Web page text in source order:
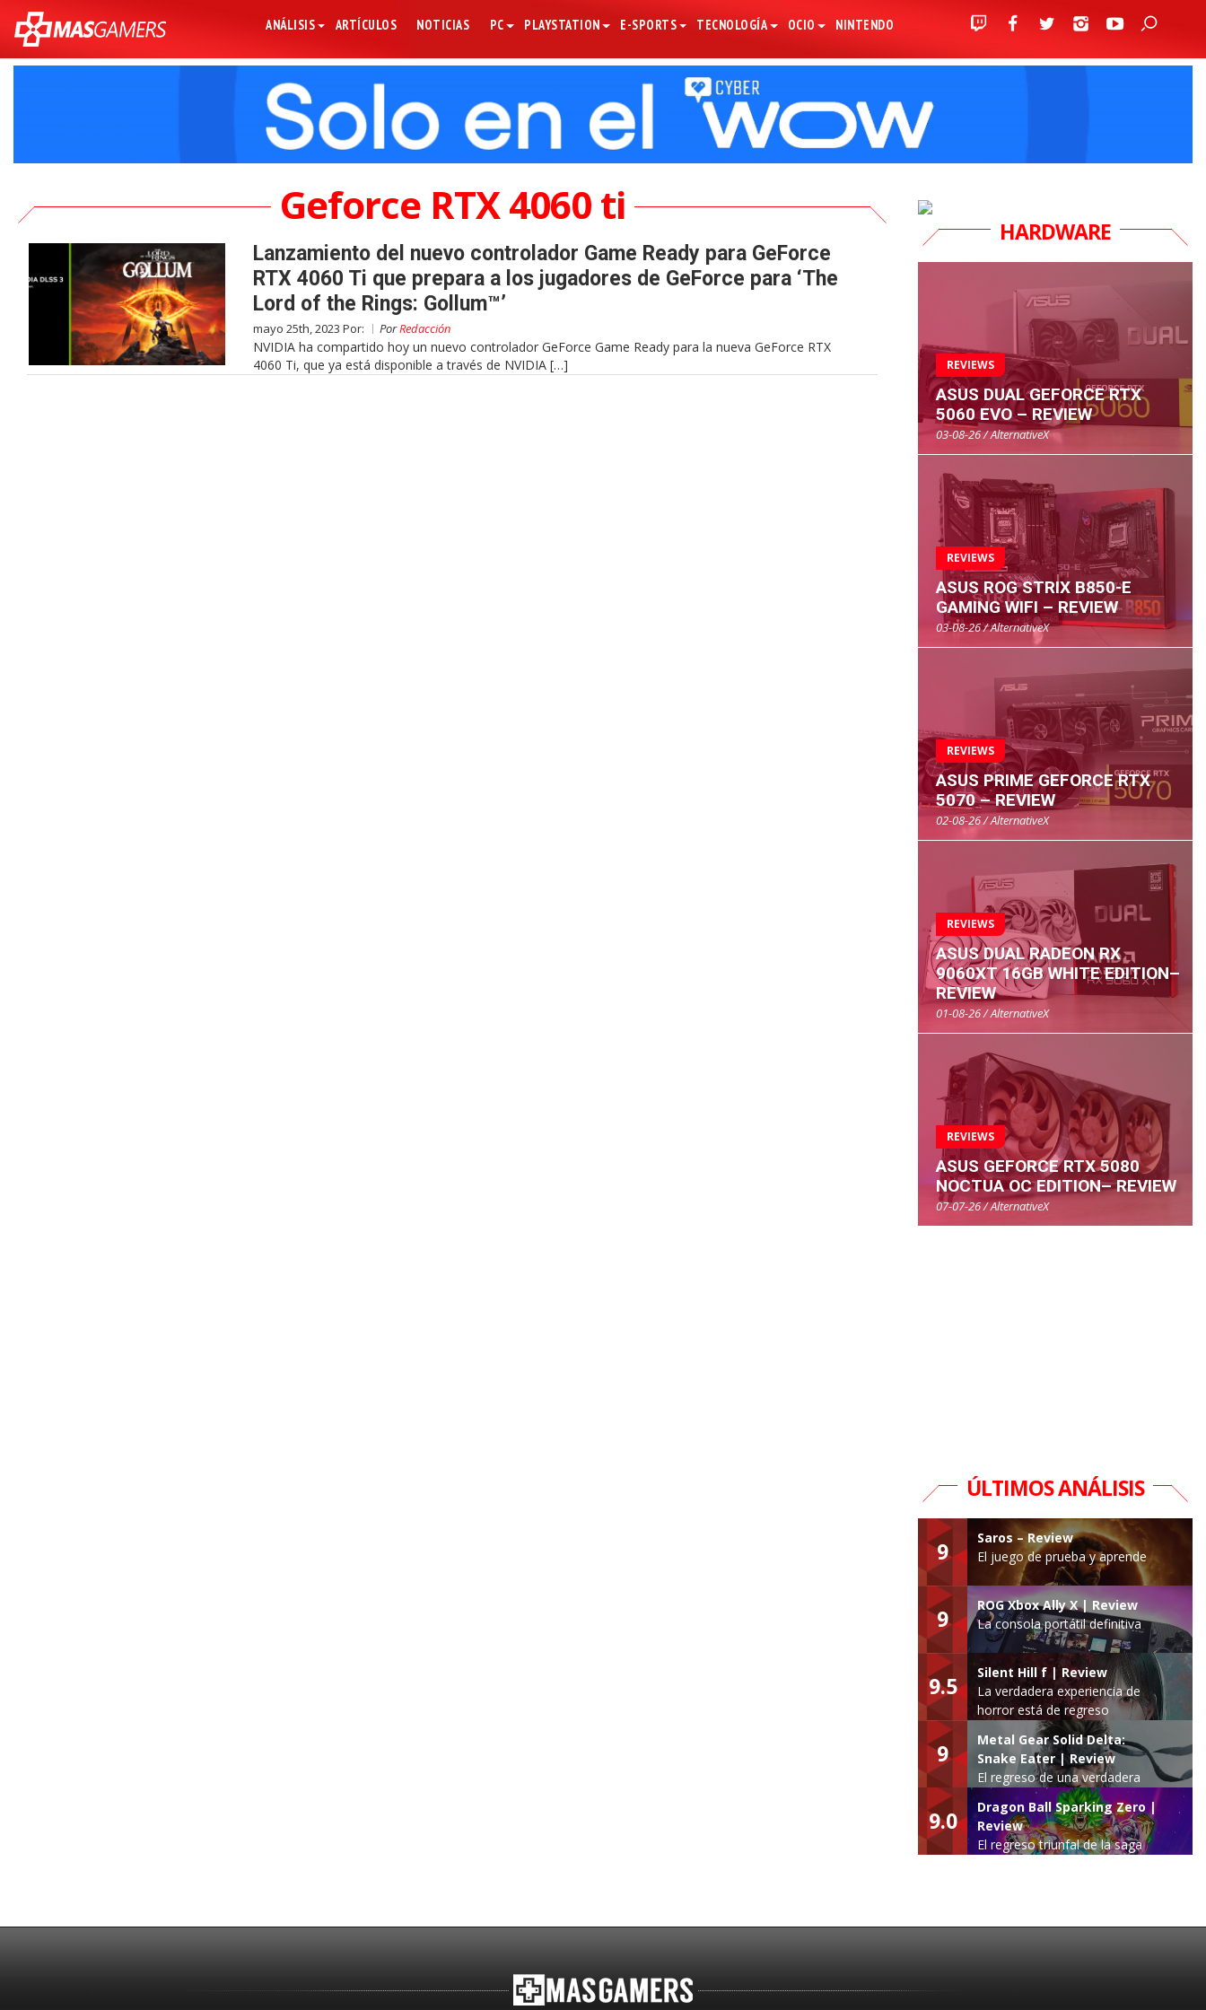
ANÁLISIS ARTÍCULOS NOTICIAS PC PLAYSTATION E-SPORTS TECNOLOGÍA OCIO NINTENDO
Geforce RTX 4060 ti
Lanzamiento del nuevo controlador Game Ready para GeForce
RTX 4060 Ti que prepara a los jugadores de GeForce para ‘The
Lord of the Rings: Gollum™’
mayo 25th, 2023 Por: PorRedacción
NVIDIA ha compartido hoy un nuevo controlador GeForce Game Ready para la nueva GeForce RTX
4060 Ti, que ya está disponible a través de NVIDIA […]
HARDWARE
REVIEWS
ASUS DUAL GEFORCE RTX
5060 EVO – REVIEW
03-08-26 / AlternativeX
REVIEWS
ASUS ROG STRIX B850-E
GAMING WIFI – REVIEW
03-08-26 / AlternativeX
REVIEWS
ASUS PRIME GEFORCE RTX
5070 – REVIEW
02-08-26 / AlternativeX
REVIEWS
ASUS DUAL RADEON RX
9060XT 16GB WHITE EDITION–
REVIEW
01-08-26 / AlternativeX
REVIEWS
ASUS GEFORCE RTX 5080
NOCTUA OC EDITION– REVIEW
07-07-26 / AlternativeX
ÚLTIMOS ANÁLISIS
9
Saros – Review
El juego de prueba y aprende
9
ROG Xbox Ally X | Review
La consola portátil definitiva
9.5
Silent Hill f | Review
La verdadera experiencia de
horror está de regreso
9
Metal Gear Solid Delta:
Snake Eater | Review
El regreso de una verdadera
leyenda
9.0
Dragon Ball Sparking Zero |
Review
El regreso triunfal de la saga